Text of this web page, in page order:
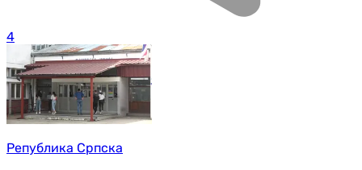
4
Република Српска